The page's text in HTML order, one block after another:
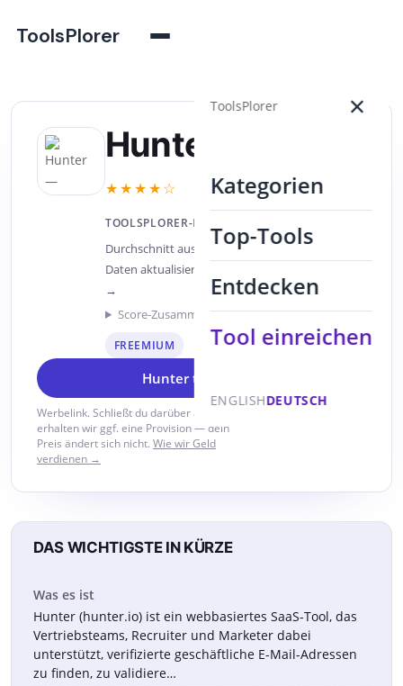
ToolsPlorer
ToolsPlorer ×
Kategorien
Top-Tools
Entdecken
Tool einreichen
ENGLISHDEUTSCH
Hunter
★★★★☆
TOOLSPLORER-BEWERTUNG 8.3/10
Durchschnitt aus 5 unabhängigen Quellen ·
Daten aktualisiert: 2026-08-05 ·
→
Score-Zusammensetzung anzeigen
FREEMIUM
Hunter testen →
Werbelink. Schließt du darüber ab,
erhalten wir ggf. eine Provision — dein
Preis ändert sich nicht. Wie wir Geld
verdienen →
DAS WICHTIGSTE IN KÜRZE
Was es ist
Hunter (hunter.io) ist ein webbasiertes SaaS-Tool, das
Vertriebsteams, Recruiter und Marketer dabei
unterstützt, verifizierte geschäftliche E-Mail-Adressen
zu finden, zu validiere…